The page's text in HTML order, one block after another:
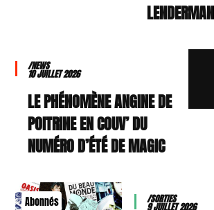
LENDERMAN
/NEWS
10 JUILLET 2026
LE PHÉNOMÈNE ANGINE DE
POITRINE EN COUV’ DU
NUMÉRO D’ÉTÉ DE MAGIC
Abonnés /SORTIES
9 JUILLET 2026